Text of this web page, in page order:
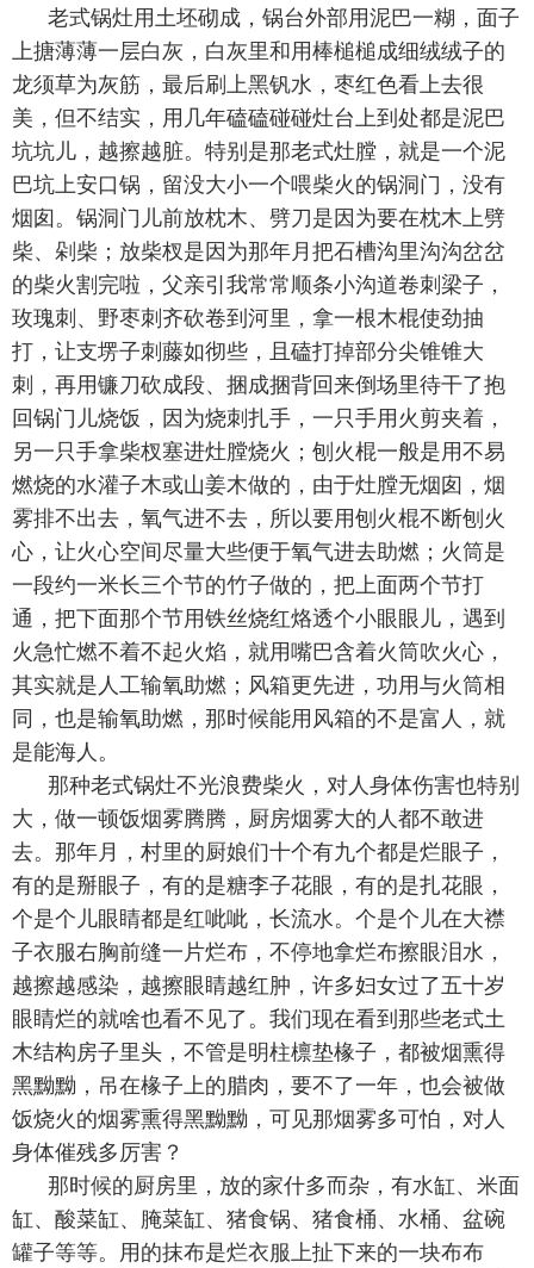
老式锅灶用土坯砌成，锅台外部用泥巴一糊，面子
上搪薄薄一层白灰，白灰里和用棒槌槌成细绒绒子的
龙须草为灰筋，最后刷上黑钒水，枣红色看上去很
美，但不结实，用几年磕磕碰碰灶台上到处都是泥巴
坑坑儿，越擦越脏。特别是那老式灶膛，就是一个泥
巴坑上安口锅，留没大小一个喂柴火的锅洞门，没有
烟囱。锅洞门儿前放枕木、劈刀是因为要在枕木上劈
柴、剁柴；放柴杈是因为那年月把石槽沟里沟沟岔岔
的柴火割完啦，父亲引我常常顺条小沟道卷刺梁子，
玫瑰刺、野枣刺齐砍卷到河里，拿一根木棍使劲抽
打，让支塄子刺藤如彻些，且磕打掉部分尖锥锥大
刺，再用镰刀砍成段、捆成捆背回来倒场里待干了抱
回锅门儿烧饭，因为烧刺扎手，一只手用火剪夹着，
另一只手拿柴杈塞进灶膛烧火；刨火棍一般是用不易
燃烧的水灌子木或山姜木做的，由于灶膛无烟囱，烟
雾排不出去，氧气进不去，所以要用刨火棍不断刨火
心，让火心空间尽量大些便于氧气进去助燃；火筒是
一段约一米长三个节的竹子做的，把上面两个节打
通，把下面那个节用铁丝烧红烙透个小眼眼儿，遇到
火急忙燃不着不起火焰，就用嘴巴含着火筒吹火心，
其实就是人工输氧助燃；风箱更先进，功用与火筒相
同，也是输氧助燃，那时候能用风箱的不是富人，就
是能海人。
那种老式锅灶不光浪费柴火，对人身体伤害也特别
大，做一顿饭烟雾腾腾，厨房烟雾大的人都不敢进
去。那年月，村里的厨娘们十个有九个都是烂眼子，
有的是掰眼子，有的是糖李子花眼，有的是扎花眼，
个是个儿眼睛都是红呲呲，长流水。个是个儿在大襟
子衣服右胸前缝一片烂布，不停地拿烂布擦眼泪水，
越擦越感染，越擦眼睛越红肿，许多妇女过了五十岁
眼睛烂的就啥也看不见了。我们现在看到那些老式土
木结构房子里头，不管是明柱檩垫椽子，都被烟熏得
黑黝黝，吊在椽子上的腊肉，要不了一年，也会被做
饭烧火的烟雾熏得黑黝黝，可见那烟雾多可怕，对人
身体催残多厉害？
那时候的厨房里，放的家什多而杂，有水缸、米面
缸、酸菜缸、腌菜缸、猪食锅、猪食桶、水桶、盆碗
罐子等等。用的抹布是烂衣服上扯下来的一块布布